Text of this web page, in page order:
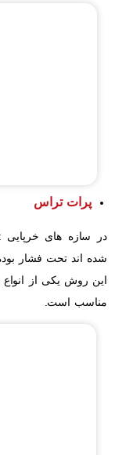
پرات تراس
شده اند تحت فشار
این روش یکی از
مناسب است.